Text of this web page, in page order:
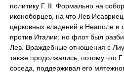
политику Г. II. Формально на
иконоборцев, на что Лев
церковных владений в Неаполе и
против Италии; но флот был
Лев. Враждебные отношения с
также продолжались, потому что
соседа, поддерживал его